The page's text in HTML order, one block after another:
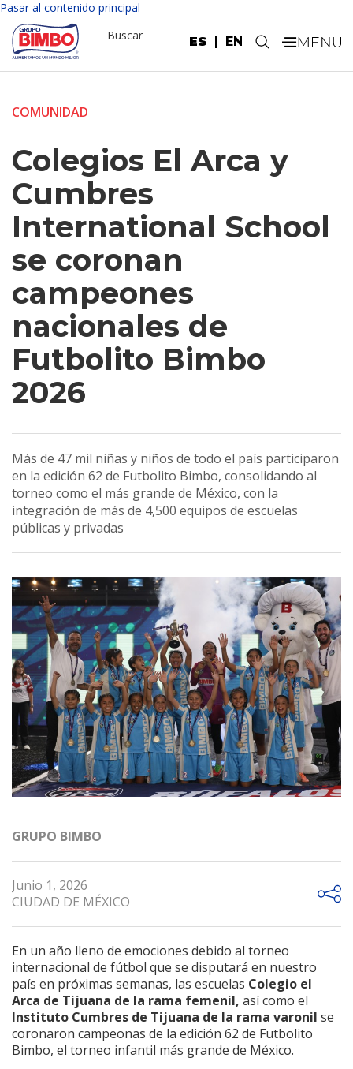
Pasar al contenido principal
ES EN
Buscar .
COMUNIDAD
Colegios El Arca y
Cumbres
International School
se coronan
campeones
nacionales de
Futbolito Bimbo
2026
Más de 47 mil niñas y niños de todo el país participaron
en la edición 62 de Futbolito Bimbo, consolidando al
torneo como el más grande de México, con la
integración de más de 4,500 equipos de escuelas
públicas y privadas
GRUPO BIMBO
Junio 1, 2026
CIUDAD DE MÉXICO
En un año lleno de emociones debido al torneo
internacional de fútbol que se disputará en nuestro
país en próximas semanas, las escuelas Colegio el
Arca de Tijuana de la rama femenil, así como el
Instituto Cumbres de Tijuana de la rama varonil se
coronaron campeonas de la edición 62 de Futbolito
Bimbo, el torneo infantil más grande de México.